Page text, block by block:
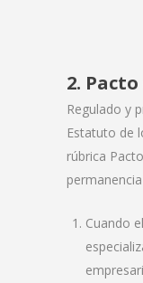
2.
Regulado y
Estatuto de
rúbrica
Cuando